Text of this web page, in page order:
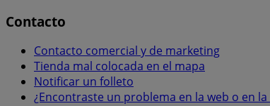
Contacto
Contacto comercial y de marketing
Tienda mal colocada en el mapa
Notificar un folleto
¿Encontraste un problema en la web o en la